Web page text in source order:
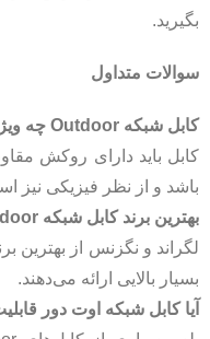
بگیرید.
سوالات متداول
کابل شبکه Outdoor چه ویژگی‌هایی باید داشته باشد؟
باشد و از نظر فیزیکی نیز
بهترین برند کابل شبکه Outdoor کدام است؟
لگراند و نگزنس از بهترین
بسیار بالایی ارائه می‌دهند.
آیا کابل شبکه اوت دور